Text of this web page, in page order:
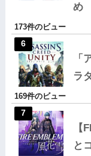
め
173件のビュー
「
ラ
169件のビュー
【
と